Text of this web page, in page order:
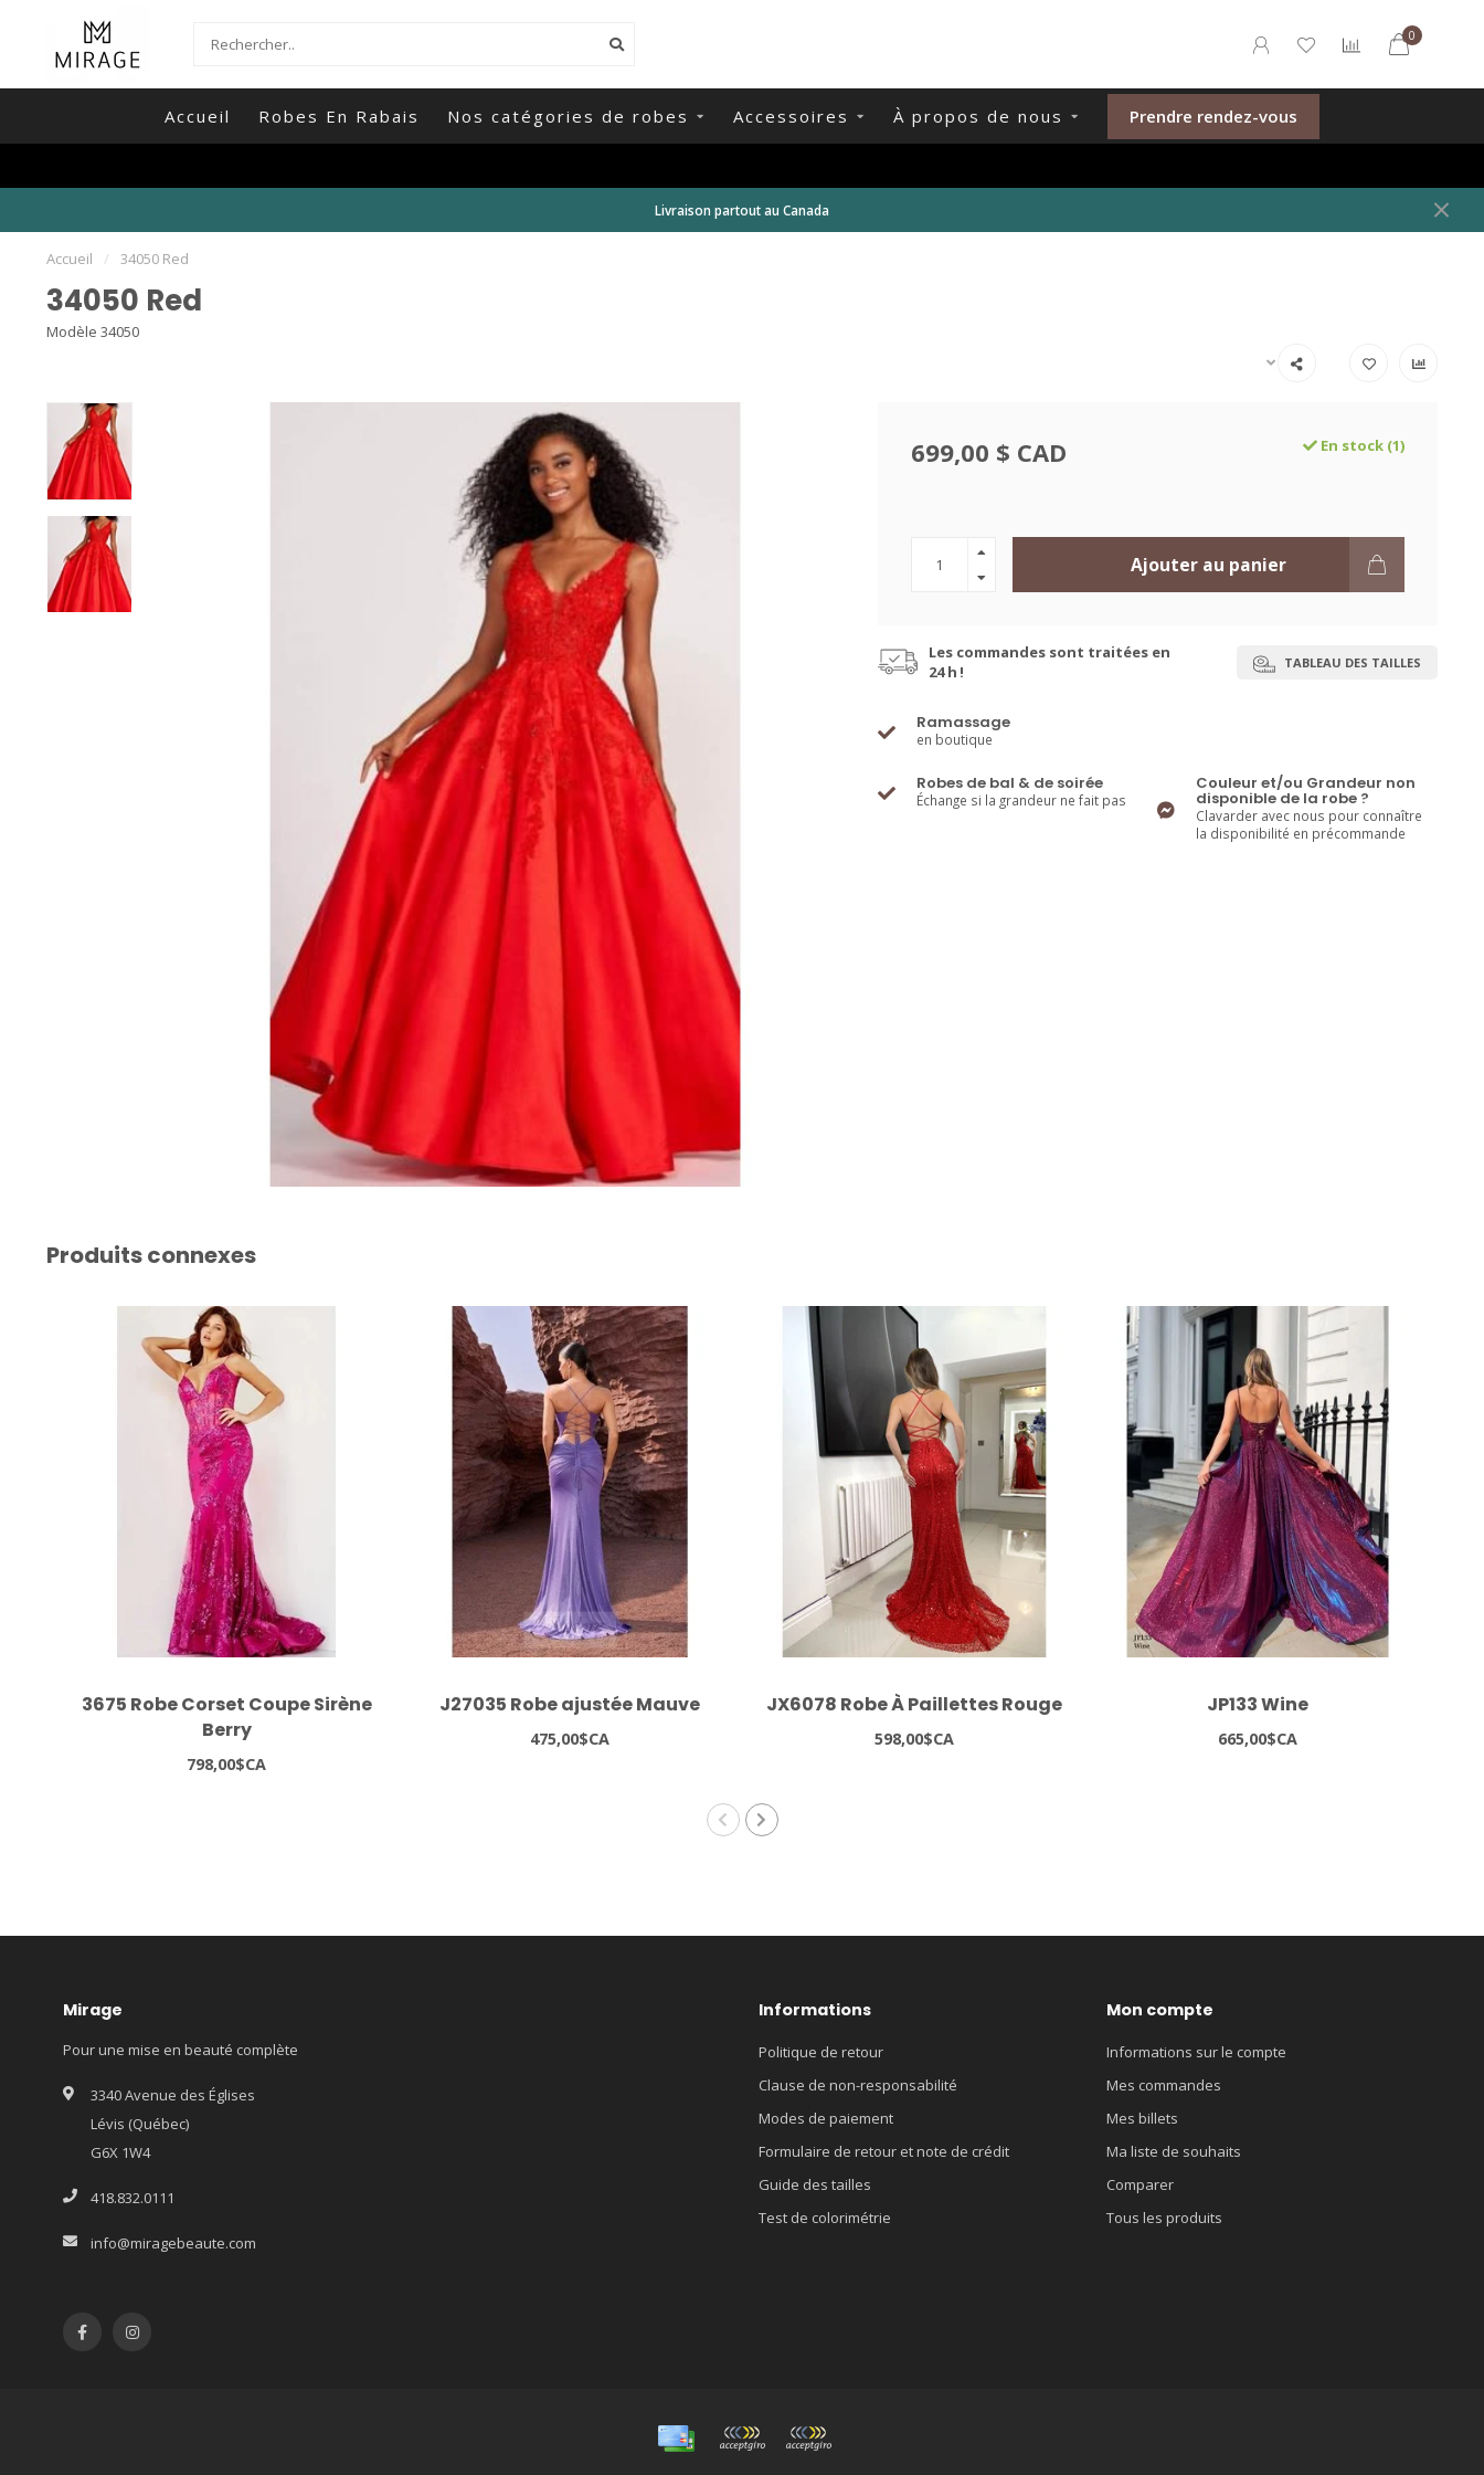
0
Accueil Robes En Rabais Nos catégories de robes Accessoires À propos de nous Prendre rendez-vous
Livraison partout au Canada
Accueil / 34050 Red
34050 Red
Modèle 34050
699,00 $ CAD En stock (1)
Ajouter au panier
Les commandes sont traitées en
24 h !
TABLEAU DES TAILLES
Ramassage
en boutique
Robes de bal & de soirée
Échange si la grandeur ne fait pas
Couleur et/ou Grandeur non
disponible de la robe ?
Clavarder avec nous pour connaître
la disponibilité en précommande
Produits connexes
3675 Robe Corset Coupe Sirène
Berry
798,00$CA
J27035 Robe ajustée Mauve
475,00$CA
JX6078 Robe À Paillettes Rouge
598,00$CA
JP133 Wine
665,00$CA
Mirage
Pour une mise en beauté complète
3340 Avenue des Églises
Lévis (Québec)
G6X 1W4
418.832.0111
info@miragebeaute.com
Informations
Politique de retour
Clause de non-responsabilité
Modes de paiement
Formulaire de retour et note de crédit
Guide des tailles
Test de colorimétrie
Mon compte
Informations sur le compte
Mes commandes
Mes billets
Ma liste de souhaits
Comparer
Tous les produits